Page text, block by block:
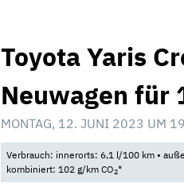
Toyota Yaris
Neuwagen für
MONTAG, 12. JUNI 2023 UM
Verbrauch: innerorts: 6,1 l/100 km •
kombiniert: 102 g/km CO2*